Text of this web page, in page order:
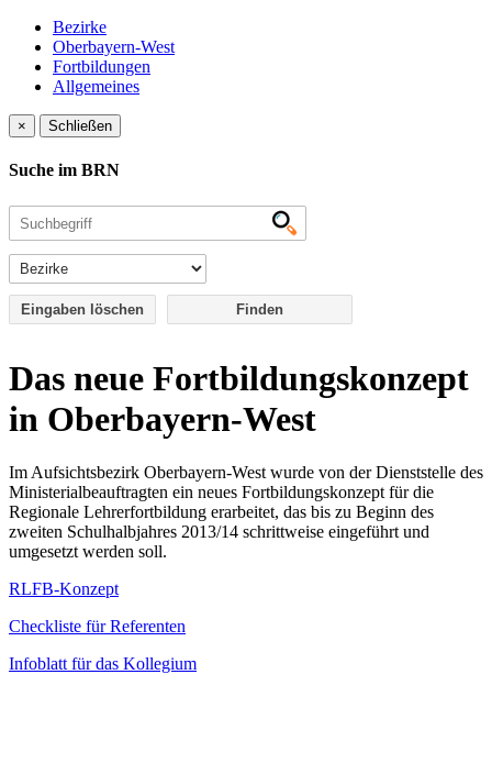
Bezirke
Oberbayern-West
Fortbildungen
Allgemeines
× Schließen
Suche im BRN
Eingaben löschen
Das neue Fortbildungskonzept
in Oberbayern-West
Im Aufsichtsbezirk Oberbayern-West wurde von der Dienststelle des
Ministerialbeauftragten ein neues Fortbildungskonzept für die
Regionale Lehrerfortbildung erarbeitet, das bis zu Beginn des
zweiten Schulhalbjahres 2013/14 schrittweise eingeführt und
umgesetzt werden soll.
RLFB-Konzept
Checkliste für Referenten
Infoblatt für das Kollegium